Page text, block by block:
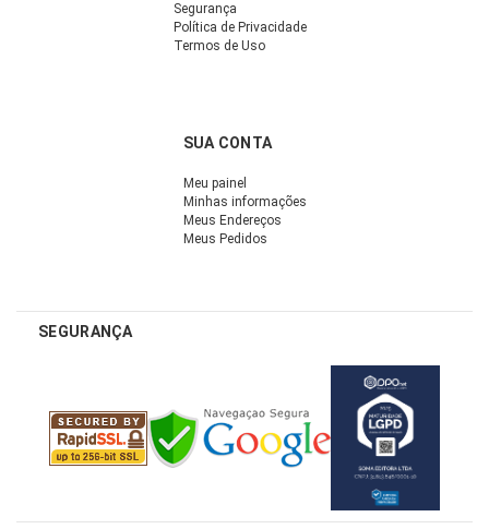
Segurança
Política de Privacidade
Termos de Uso
SUA CONTA
Meu painel
Minhas informações
Meus Endereços
Meus Pedidos
SEGURANÇA